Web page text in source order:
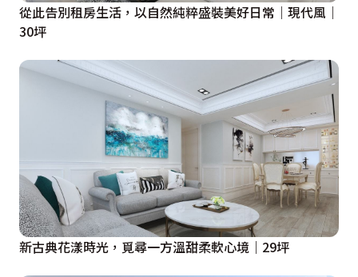
從此告別租房生活，以自然純粹盛裝美好日常｜現代風｜
30坪
新古典花漾時光，覓尋一方溫甜柔軟心境｜29坪